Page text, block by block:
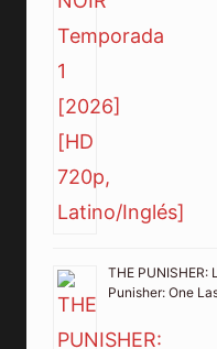
THE PUNISHER:
Punisher: One